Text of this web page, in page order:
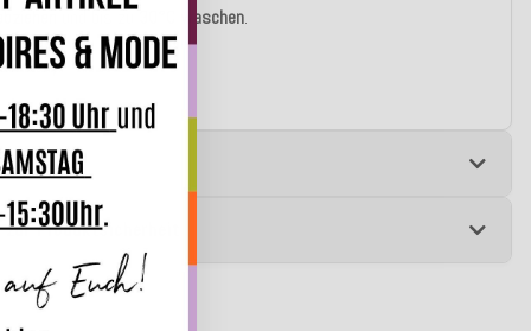
und bis zu 30°C waschen.
!
zur Produktsicherheit